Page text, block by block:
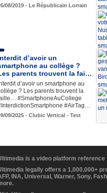
08/2019 - Le Républicain Lorrain
d’avoir un
au collège ?
parents trouvent la fai…
d’avoir un smartphone au
? Les parents trouvent la
#SmartphoneAuCollege
#AirTag…
09/2025 - Clubic Vertical - Test
is a video platform
legally offers a 1,000,000+
INA, Universal, Warner, Sony,